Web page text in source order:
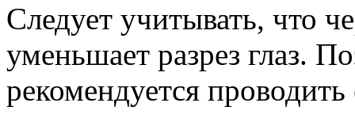
Следует учитывать, что
уменьшает разрез глаз.
рекомендуется